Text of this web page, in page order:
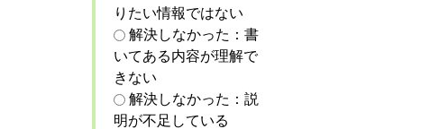
りたい情報ではない
解決しなかった：書
いてある内容が理解で
きない
解決しなかった：説
明が不足している